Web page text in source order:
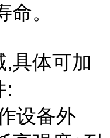
。
,具体可加
:
设备外